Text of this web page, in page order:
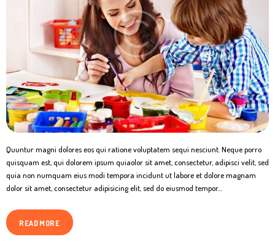
Quuntur magni dolores eos qui ratione voluptatem sequi nesciunt. Neque porro
quisquam est, qui dolorem ipsum quiaolor sit amet, consectetur, adipisci velit, sed
quia non numquam eius modi tempora incidunt ut labore et dolore magnam
dolor sit amet, consectetur adipisicing elit, sed do eiusmod tempor…
READ MORE